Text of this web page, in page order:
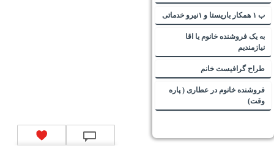
ب ۱ همکار باریستا و ۱نیرو خدماتی
به یک فروشنده خانوم یا اقا
نیازمندیم
طراح گرافیست خانم
فروشنده خانوم در عطاری ( پاره
وقت)